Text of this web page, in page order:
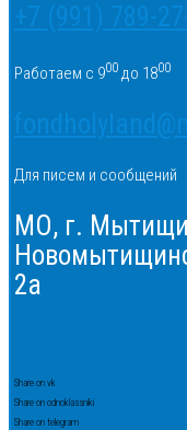
+7 (991) 789-
Работаем с 900 до 1800
Для писем и сообщений
МО, г.
2а
Share on vk
Share on odnoklassniki
Share on telegram